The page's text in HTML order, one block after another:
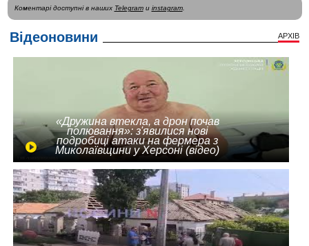
Коментарі доступні в наших Telegramи instagram.
Відеоновини АРХІВ
«Дружина втекла, а дрон почав
полювання»: з'явилися нові
подробиці атаки на фермера з
Миколаївщини у Херсоні (відео)